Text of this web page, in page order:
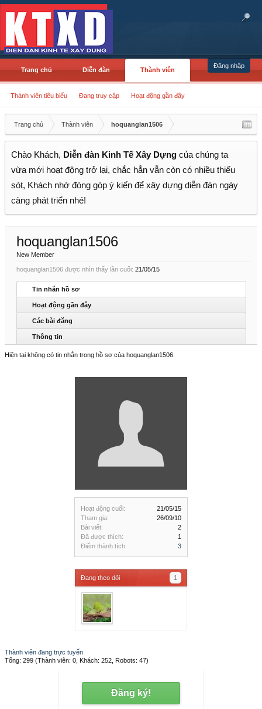
Đăng nhập
Trang chủ Diễn đàn Thành viên
Thành viên tiêu biểu Đang truy cập Hoạt động gần đây
Trang chủ Thành viên hoquanglan1506
Chào Khách, Diễn đàn Kinh Tế Xây Dựng của chúng ta
vừa mới hoạt động trở lại, chắc hẳn vẫn còn có nhiều thiếu
sót, Khách nhớ đóng góp ý kiến để xây dựng diễn đàn ngày
càng phát triển nhé!
Hoạt động cuối:
21/05/15
Tham gia:
26/09/10
Bài viết:
2
Đã được thích:
1
Điểm thành tích:
3
Đang theo dõi 1
hoquanglan1506
New Member
hoquanglan1506 được nhìn thấy lần cuối: 21/05/15
Tin nhắn hồ sơ
Hoạt động gần đây
Các bài đăng
Thông tin
Hiện tại không có tin nhắn trong hồ sơ của hoquanglan1506.
Thành viên đang trực tuyến
Tổng: 299 (Thành viên: 0, Khách: 252, Robots: 47)
Đăng ký!